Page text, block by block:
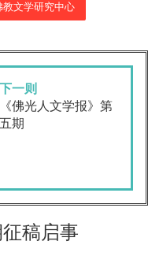
教文学研究中心
下一则
《佛光人文学报》第
五期
稿启事